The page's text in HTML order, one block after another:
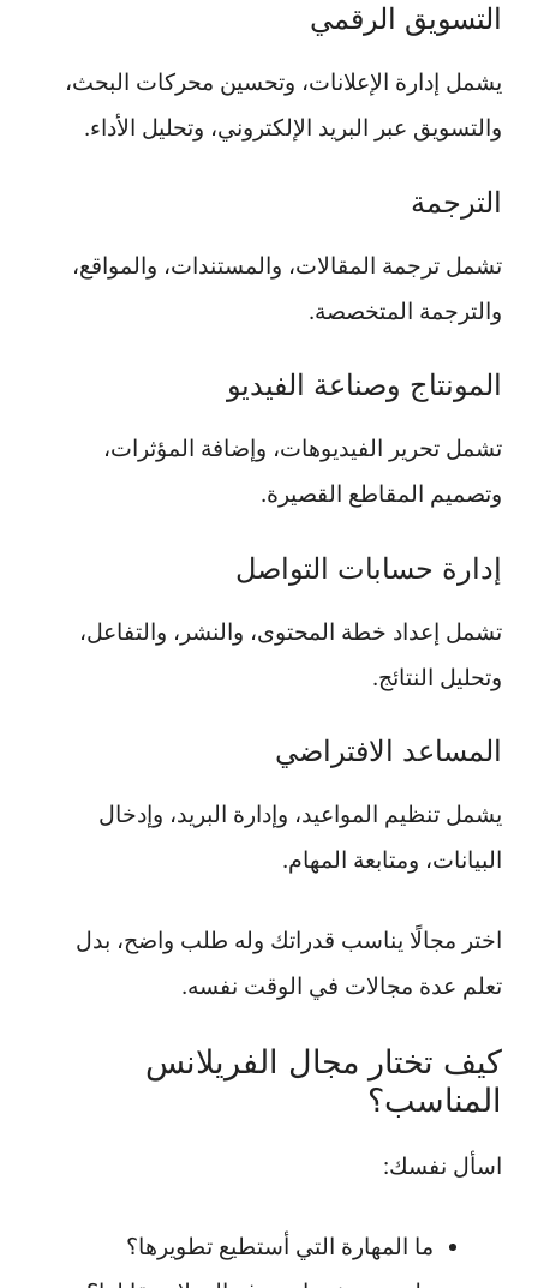
التسويق الرقمي
يشمل إدارة الإعلانات، وتحسين محركات البحث،
والتسويق عبر البريد الإلكتروني، وتحليل الأداء.
الترجمة
تشمل ترجمة المقالات، والمستندات، والمواقع،
والترجمة المتخصصة.
المونتاج وصناعة الفيديو
تشمل تحرير الفيديوهات، وإضافة المؤثرات،
وتصميم المقاطع القصيرة.
إدارة حسابات التواصل
تشمل إعداد خطة المحتوى، والنشر، والتفاعل،
وتحليل النتائج.
المساعد الافتراضي
يشمل تنظيم المواعيد، وإدارة البريد، وإدخال
البيانات، ومتابعة المهام.
اختر مجالًا يناسب قدراتك وله طلب واضح، بدل
تعلم عدة مجالات في الوقت نفسه.
كيف تختار مجال الفريلانس
المناسب؟
اسأل نفسك:
ما المهارة التي أستطيع تطويرها؟